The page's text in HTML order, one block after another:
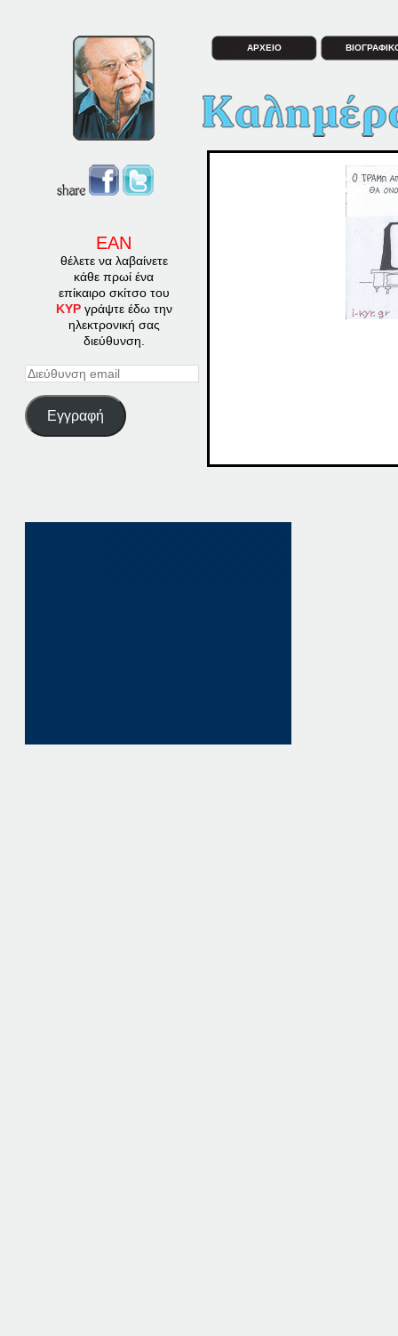
ΕΑΝ
θέλετε να λαβαίνετε
κάθε πρωί ένα
επίκαιρο σκίτσο του
ΚΥΡγράψτε έδω την
ηλεκτρονική σας
διεύθυνση.
Διεύθυνση
Εγγραφή
ΑΡΧΕΙΟ